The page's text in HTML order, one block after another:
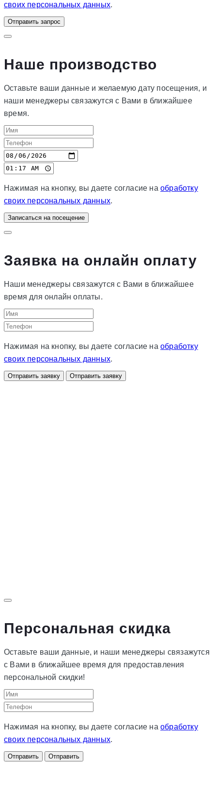
своих персональных данных.
Отправить запрос
Наше производство
Оставьте ваши данные и желаемую дату посещения, и
наши менеджеры связажутся с Вами в ближайшее
время.
Нажимая на кнопку, вы даете согласие наобработку
своих персональных данных.
Записаться на посещение
Заявка на онлайн оплату
Наши менеджеры связажутся с Вами в ближайшее
время для онлайн оплаты.
Нажимая на кнопку, вы даете согласие наобработку
своих персональных данных.
Отправить заявку Отправить заявку
Персональная скидка
Оставьте ваши данные, и наши менеджеры связажутся
с Вами в ближайшее время для предоставления
персональной скидки!
Нажимая на кнопку, вы даете согласие наобработку
своих персональных данных.
Отправить Отправить